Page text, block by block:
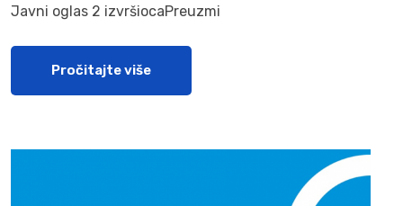
Javni oglas 2 izvršiocaPreuzmi
Pročitajte više